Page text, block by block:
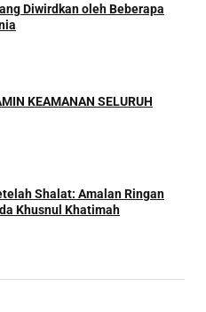
Diwirdkan oleh Beberapa
KEAMANAN SELURUH
Shalat: Amalan Ringan
Khusnul Khatimah